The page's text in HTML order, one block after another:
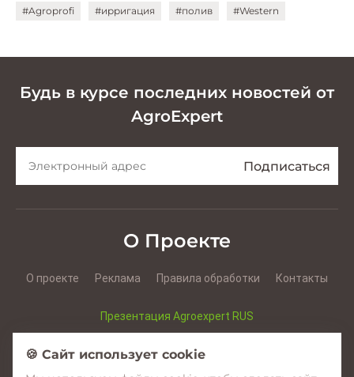
#Agroprofi #ирригация #полив #Western
Будь в курсе последних новостей от
AgroExpert
О Проекте
О проекте Реклама Правила обработки Контакты
Презентация Agroexpert RUS
🍪 Сайт использует cookie